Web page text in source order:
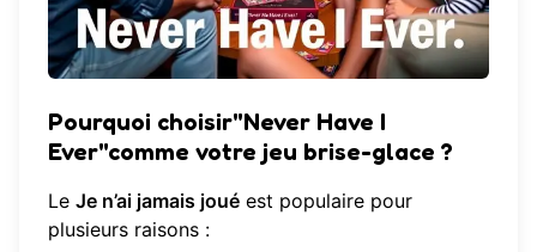
Pourquoi choisir"Never Have I
Ever"comme votre jeu brise-glace ?
Le Je n’ai jamais joué est populaire pour
plusieurs raisons :